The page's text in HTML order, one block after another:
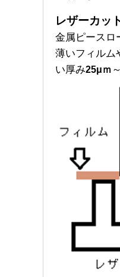
レザーカッ
金属ピースロ
薄いフィルム
い厚み25μｍ ～